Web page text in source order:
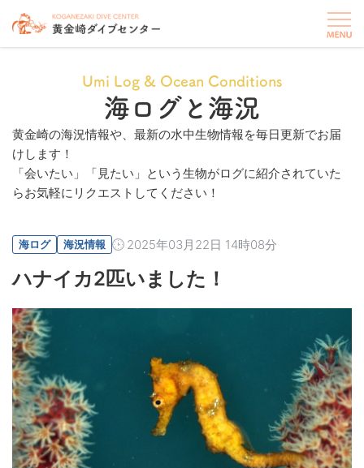
Umi Log & Ocean Conditions
海ログと海況
黄金崎の海況情報や、最新の水中生物情報を毎日更新でお届
けします！
「会いたい」「見たい」という生物がログに紹介されていた
らお気軽にリクエストしてください！
海ログ 海況情報 2025年03月22日 14時08分
ハナイカ2匹いました！